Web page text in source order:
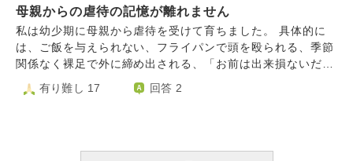
うになりました。父親の顔が脳裏に浮かぶ時にそれを消せる
ように、勉強机の上に仏像の写真を飾って頑張っています。
休みの日に母親から禁止されていたお寺にお参りしたりも始
めました。中古ですが仏像を部屋に置きました。お寺浄土宗
ですが、仏教のお祈りの仕方やお教、大まかな考え方、仏様
とその日の朝になって高熱が出たり、血尿が出たり、過呼吸
になることが続いて、物理的に距離を取ってLINEのやり取
りのみにしていました。 LINEのやりとりでは、その親友に
以前、「（亡くなった私のペット）の写真でアクリルキーホ
ダーのアクキーも作ってほしい」と言われ「友達だから」と
母親からの虐待の記憶が離れません
私は幼少期に母親から虐待を受けて育ちました。 具体的に
は、ご飯を与えられない、フライパンで頭を殴られる、季節
関係なく裸足で外に締め出される、「お前は出来損ないだ、
産まなきゃ良かった」などの暴言 数えればきりがないほど
です。 その当時は今ほど虐待という言葉が世間に広まって
有り難し 17 回答 2